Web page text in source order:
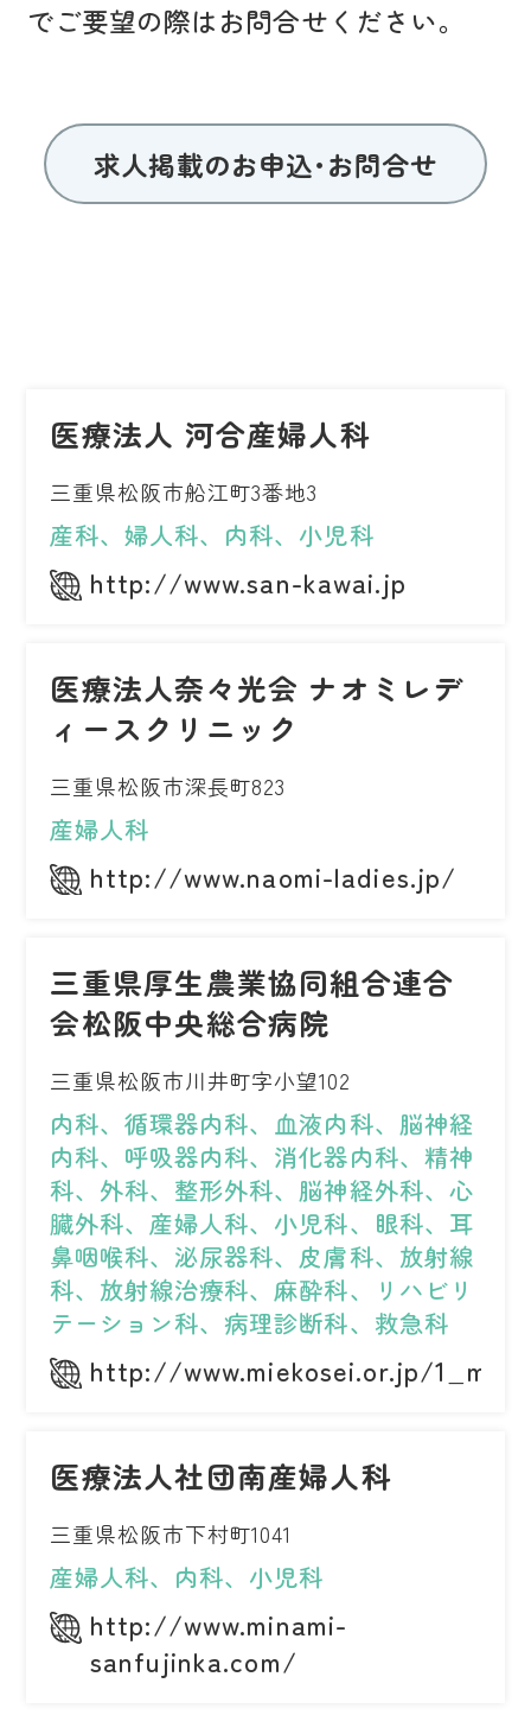
でご要望の際はお問合せください。
求人掲載のお申込･お問合せ
医療法人 河合産婦人科
三重県松阪市船江町3番地3
産科、婦人科、内科、小児科
http://www.san-kawai.jp
医療法人奈々光会 ナオミレデ
ィースクリニック
三重県松阪市深長町823
産婦人科
http://www.naomi-ladies.jp/
三重県厚生農業協同組合連合
会松阪中央総合病院
三重県松阪市川井町字小望102
内科、循環器内科、血液内科、脳神経
内科、呼吸器内科、消化器内科、精神
科、外科、整形外科、脳神経外科、心
臓外科、産婦人科、小児科、眼科、耳
鼻咽喉科、泌尿器科、皮膚科、放射線
科、放射線治療科、麻酔科、リハビリ
テーション科、病理診断科、救急科
http://www.miekosei.or.jp/
医療法人社団南産婦人科
三重県松阪市下村町1041
産婦人科、内科、小児科
http://www.minami-
sanfujinka.com/